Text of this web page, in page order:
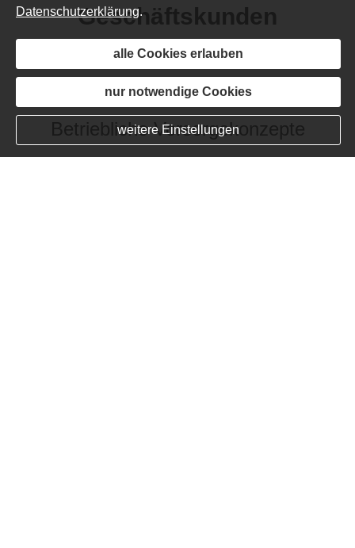
Geschäftskunden
Betriebliche Vorsorgekonzepte
Datenschutzerklärung.
alle Cookies erlauben
nur notwendige Cookies
weitere Einstellungen